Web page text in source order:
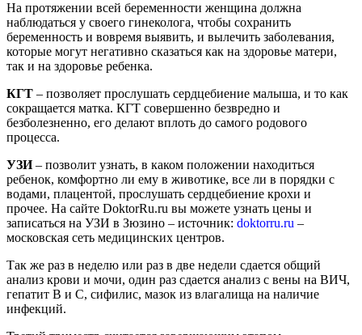
На протяжении всей беременности женщина должна
наблюдаться у своего гинеколога, чтобы сохранить
беременность и вовремя выявить, и вылечить заболевания,
которые могут негативно сказаться как на здоровье матери,
так и на здоровье ребенка.
КГТ – позволяет прослушать сердцебиение малыша, и то как
сокращается матка. КГТ совершенно безвредно и
безболезненно, его делают вплоть до самого родового
процесса.
УЗИ– позволит узнать, в каком положении находиться
ребенок, комфортно ли ему в животике, все ли в порядки с
водами, плацентой, прослушать сердцебиение крохи и
прочее. На сайте DoktorRu.ru вы можете узнать цены и
записаться на УЗИ в Зюзино – источник: doktorru.ru –
московская сеть медицинских центров.
Так же раз в неделю или раз в две недели сдается общий
анализ крови и мочи, один раз сдается анализ с вены на ВИЧ,
гепатит В и С, сифилис, мазок из влагалища на наличие
инфекций.